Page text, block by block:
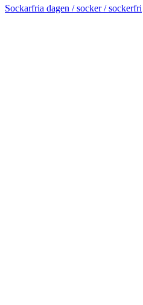
Sockarfria dagen / socker / sockerfri